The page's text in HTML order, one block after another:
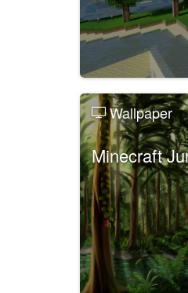
Wallpaper
Minecraft